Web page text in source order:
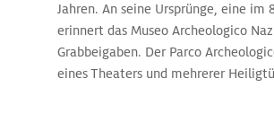
Jahren. An seine Ursprünge, eine im
erinnert das Museo Archeologico
Grabbeigaben. Der Parco
eines Theaters und mehrerer